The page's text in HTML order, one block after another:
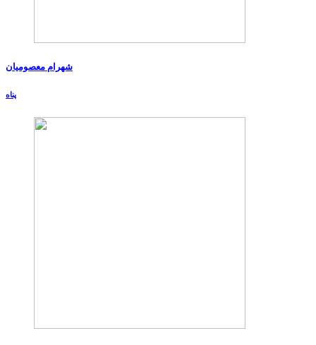
شهرام معصومیان
پناه